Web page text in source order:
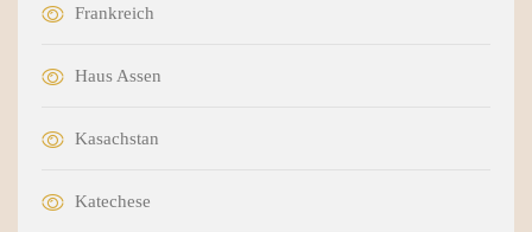
Frankreich
Haus Assen
Kasachstan
Katechese